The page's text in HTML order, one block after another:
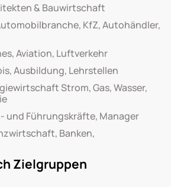
& Bauwirtschaft
KfZ, Autohändler,
Aviation, Luftverkehr
Ausbildung, Lehrstellen
Strom, Gas, Wasser,
und Führungskräfte, Manager
Banken,
Zielgruppen